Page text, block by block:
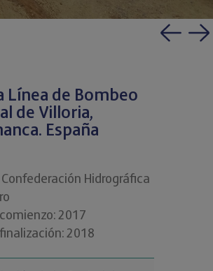
Línea de Bombeo
de Villoria,
España
Hidrográfica
2017
2018